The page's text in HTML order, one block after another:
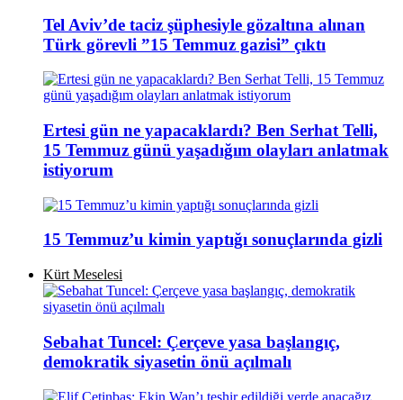
Tel Aviv’de taciz şüphesiyle gözaltına alınan
Türk görevli ”15 Temmuz gazisi” çıktı
Ertesi gün ne yapacaklardı? Ben Serhat Telli,
15 Temmuz günü yaşadığım olayları anlatmak
istiyorum
15 Temmuz’u kimin yaptığı sonuçlarında gizli
Kürt Meselesi
Sebahat Tuncel: Çerçeve yasa başlangıç,
demokratik siyasetin önü açılmalı